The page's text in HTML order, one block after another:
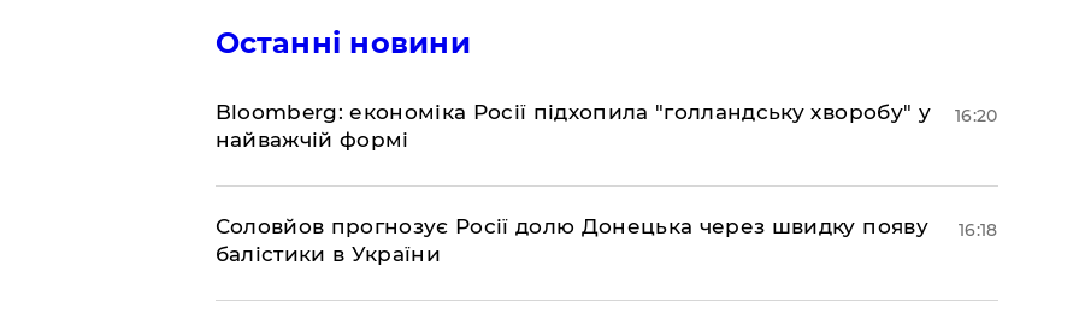
Останні новини
Bloomberg: економіка Росії підхопила "голландську хворобу" у
найважчій формі
16:20
Соловйов прогнозує Росії долю Донецька через швидку появу
балістики в України
16:18